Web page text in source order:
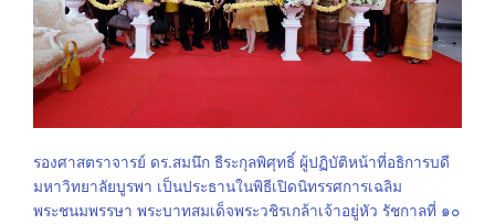
รองศาสตราจารย์ ดร.สมนึก ธีระกุลพิศุทธิ์ ผู้ปฏิบัติหน้าที่อธิการบดี
มหาวิทยาลัยบูรพา เป็นประธานในพิธีเปิดนิทรรศการเฉลิม
พระชนมพรรษา พระบาทสมเด็จพระวชิรเกล้าเจ้าอยู่หัว รัชกาลที่ ๑๐